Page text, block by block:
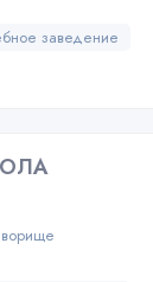
заведение